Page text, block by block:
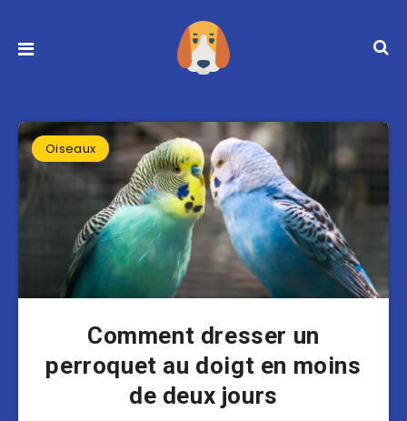
Oiseaux
Comment dresser un
perroquet au doigt en moins
de deux jours